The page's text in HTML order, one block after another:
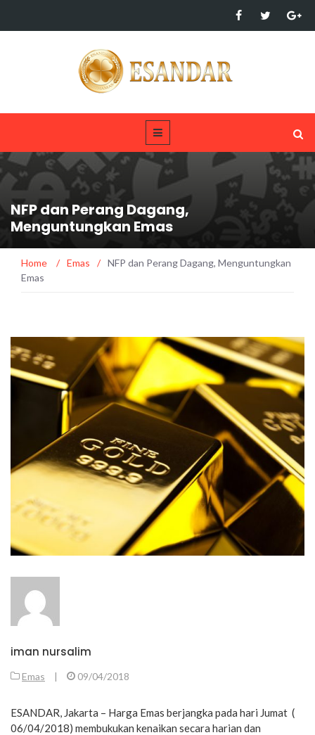
NFP dan Perang Dagang,
Menguntungkan Emas
Home / Emas / NFP dan Perang Dagang, Menguntungkan
Emas
iman nursalim
Emas | 09/04/2018
ESANDAR, Jakarta – Harga Emas berjangka pada hari Jumat (
06/04/2018) membukukan kenaikan secara harian dan